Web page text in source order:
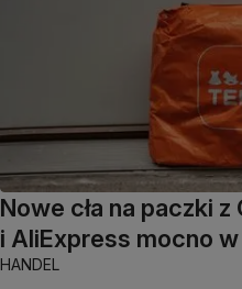
Nowe cła na paczki z
i AliExpress mocno w
HANDEL